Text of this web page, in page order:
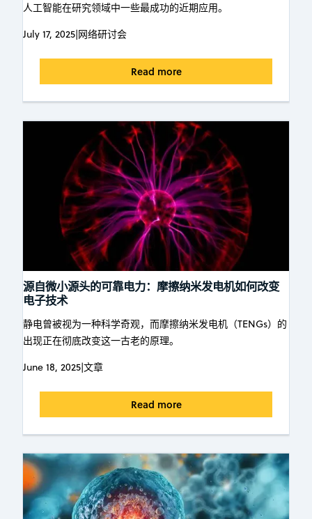
人工智能在研究领域中一些最成功的近期应用。
July 17, 2025|网络研讨会
Read more
源自微小源头的可靠电力：摩擦纳米发电机如何改变
电子技术
静电曾被视为一种科学奇观，而摩擦纳米发电机（TENGs）的
出现正在彻底改变这一古老的原理。
June 18, 2025|文章
Read more